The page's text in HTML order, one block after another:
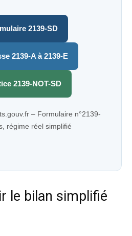
2139-SD
2139-A à 2139-E
2139-NOT-SD
– Formulaire n°2139-
régime réel simplifié
le bilan simplifié